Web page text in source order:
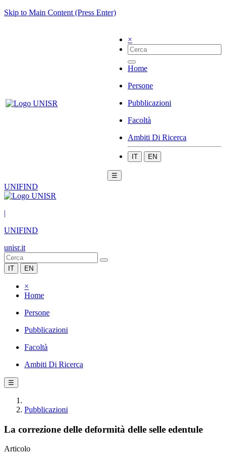
Skip to Main Content (Press Enter)
×
Home
Persone
Pubblicazioni
Facoltà
Ambiti Di Ricerca
IT EN
☰
UNIFIND
|
UNIFIND
unisr.it
IT EN
×
Home
Persone
Pubblicazioni
Facoltà
Ambiti Di Ricerca
☰
Pubblicazioni
La correzione delle deformità delle selle edentule
Articolo